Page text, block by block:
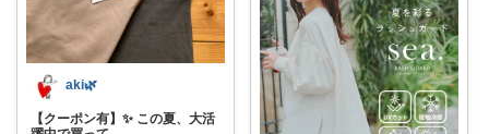
aki🌿
【クーポン有】✨ この夏、大活